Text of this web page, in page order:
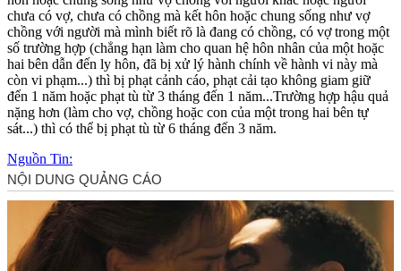
chưa có vợ, chưa có chồng mà kết hôn hoặc chung sống như vợ
chồng với người mà mình biết rõ là đang có chồng, có vợ trong một
số trường hợp (chẳng hạn làm cho quan hệ hôn nhân của một hoặc
hai bên dẫn đến ly hôn, đã bị xử lý hành chính về hành vi này mà
còn vi phạm...) thì bị phạt cảnh cáo, phạt cải tạo không giam giữ
đến 1 năm hoặc phạt tù từ 3 tháng đến 1 năm...Trường hợp hậu quả
nặng hơn (làm cho vợ, chồng hoặc con của một trong hai bên t‌ּự
sá‌ּt...) thì có thể bị phạt tù từ 6 tháng đến 3 năm.
Nguồn Tin: